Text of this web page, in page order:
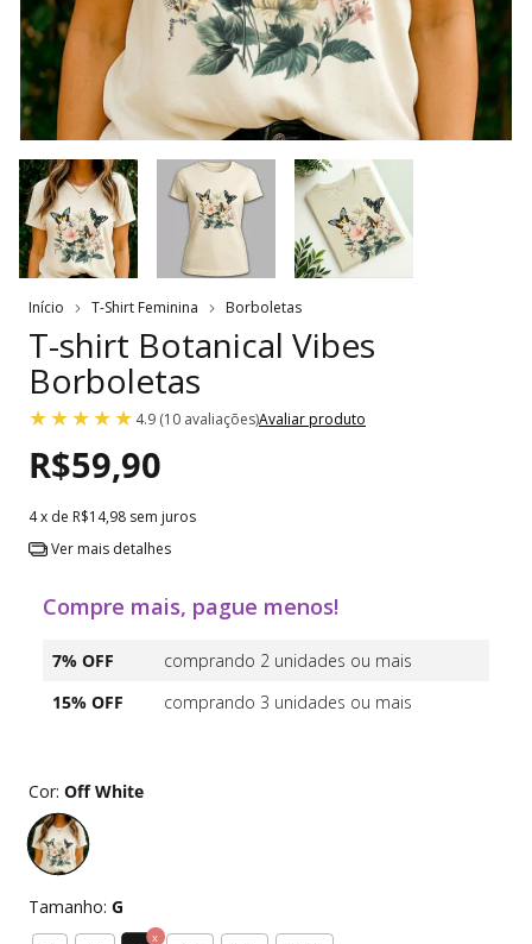
Início T-Shirt Feminina Borboletas
T-shirt Botanical Vibes
Borboletas
4.9 (10 avaliações)Avaliar produto
R$59,90
4x de R$14,98 sem juros
Ver mais detalhes
Compre mais, pague menos!
7% OFF
comprando 2 unidades ou mais
15% OFF
comprando 3 unidades ou mais
Cor: Off White
Tamanho: G